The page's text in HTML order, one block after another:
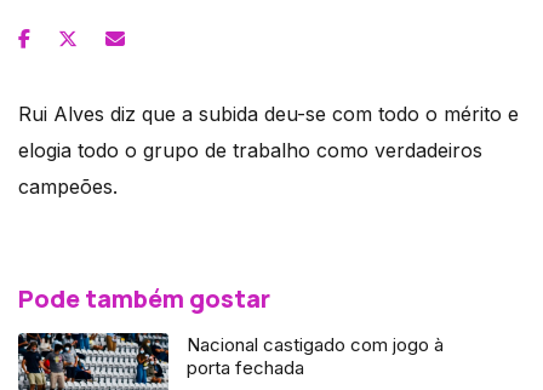
Rui Alves diz que a subida deu-se com todo o mérito e
elogia todo o grupo de trabalho como verdadeiros
campeões.
Pode também gostar
Nacional castigado com jogo à
porta fechada